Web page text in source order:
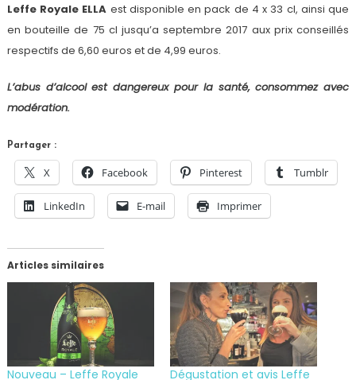
Leffe Royale ELLA est disponible en pack de 4 x 33 cl, ainsi que
en bouteille de 75 cl jusqu’a septembre 2017 aux prix conseillés
respectifs de 6,60 euros et de 4,99 euros.
L’abus d’alcool est dangereux pour la santé, consommez avec
modération.
Partager :
X Facebook Pinterest Tumblr
LinkedIn E-mail Imprimer
Articles similaires
Nouveau – Leffe Royale Dégustation et avis Leffe